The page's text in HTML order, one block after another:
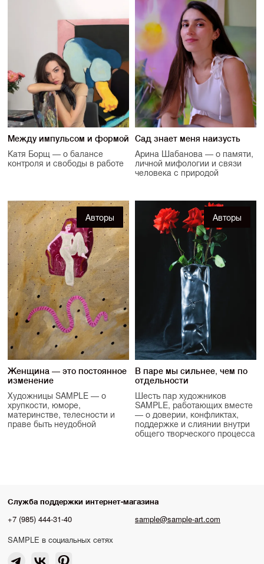
Между импульсом и формой
Катя Борщ — о балансе
контроля и свободы в работе
Сад знает меня наизусть
Арина Шабанова — о памяти,
личной мифологии и связи
человека с природой
Авторы
Женщина — это постоянное
изменение
Художницы SAMPLE — о
хрупкости, юморе,
материнстве, телесности и
праве быть неудобной
Авторы
В паре мы сильнее, чем по
отдельности
Шесть пар художников
SAMPLE, работающих вместе
— о доверии, конфликтах,
поддержке и слиянии внутри
общего творческого процесса
Служба поддержки интернет-магазина
+7 (985) 444-31-40
sample@sample-art.com
SAMPLE в социальных сетях